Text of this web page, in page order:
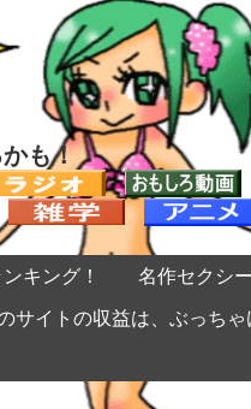
かも！
キング！ 名作セクシ
サイトの収益は、ぶっち